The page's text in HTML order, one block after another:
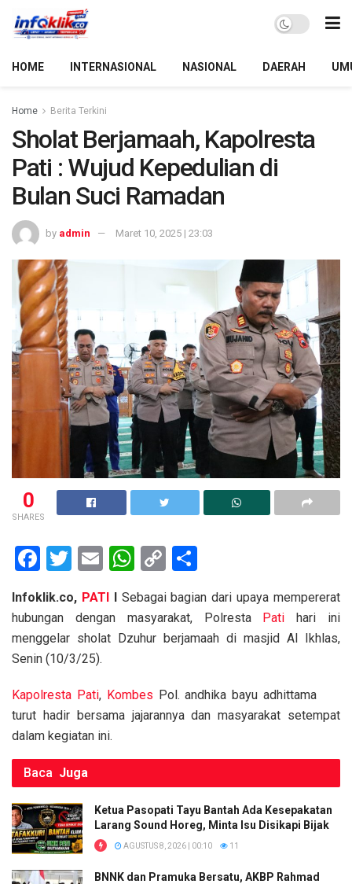
HOME INTERNASIONAL NASIONAL DAERAH
Home Berita Terkini
Sholat Berjamaah, Kapolresta
Pati : Wujud Kepedulian di
Bulan Suci Ramadan
by admin Maret 10, 2025 | 23:03
0
SHARES
F
ce
b
o
o
k
T
tt
er
E
ail
W
at
s
p
p
C
py
Li
k
ar
e
Infoklik.co, PATI
Sebagai bagian dari upaya mempererat
hubungan dengan masyarakat, Polresta
Pati hari ini
menggelar sholat Dzuhur berjamaah di masjid Al Ikhlas,
Senin (10/3/25).
Kapolresta Pati, Kombes Pol. andhika bayu adhittama
turut hadir bersama jajarannya dan masyarakat setempat
dalam kegiatan ini.
Baca Juga
Ketua Pasopati Tayu Bantah Ada Kesepakatan
Larang Sound Horeg, Minta Isu Disikapi Bijak
AGUSTUS 8, 2026 | 00:10 11
BNNK dan Pramuka Bersatu, AKBP Rahmad